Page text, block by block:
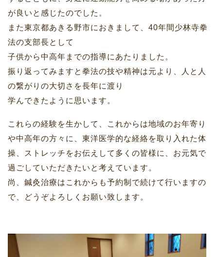
が良いと感じたのでした。
また東京都あきる野市におきまして、40年間少林寺拳
法の支部長として
子供から中高年までの指導にあたりました。
振り返ってみますと拳法の技や精神は元より、人と人
の繋がりの大切さを長年に渡り
学んできたように思います。
これらの経験を生かして、これからは地域のお年寄り
や中高年の方々に、東洋医学的な経絡を取り入れた体
操、ストレッチをお伝えして多くの皆様に、お元気で
過ごしていただきたいと考えています。
尚、鍼灸治療はこれからも予約制で続けて行いますの
で、どうぞよろしくお願い致します。